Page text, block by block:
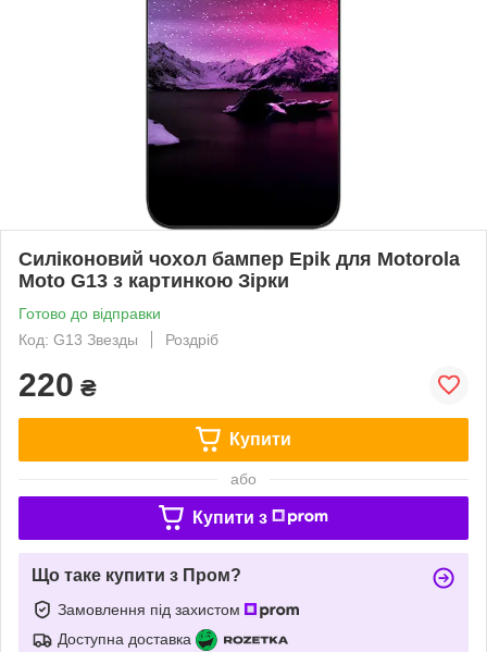
Силіконовий чохол бампер Epik для Motorola
Moto G13 з картинкою Зірки
Готово до відправки
Код: G13 Звезды
Роздріб
220 ₴
Купити
або
Купити з
Що таке купити з Пром?
Замовлення під захистом
Доступна доставка